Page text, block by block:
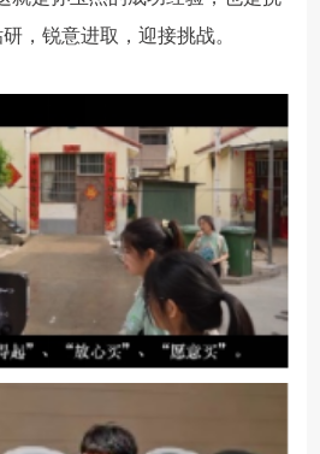
，锐意进取，迎接挑战。